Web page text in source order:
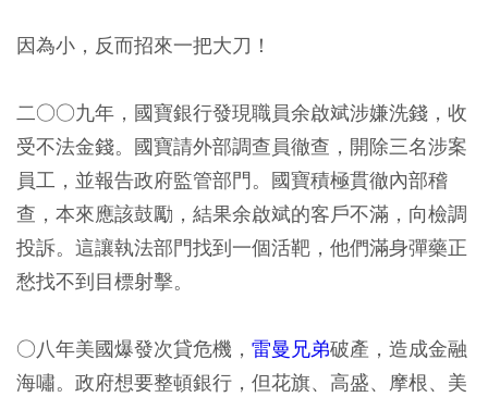
因為小，反而招來一把大刀！
二○○九年，國寶銀行發現職員余啟斌涉嫌洗錢，收
受不法金錢。國寶請外部調查員徹查，開除三名涉案
員工，並報告政府監管部門。國寶積極貫徹內部稽
查，本來應該鼓勵，結果余啟斌的客戶不滿，向檢調
投訴。這讓執法部門找到一個活靶，他們滿身彈藥正
愁找不到目標射擊。
○八年美國爆發次貸危機， 雷曼兄弟破產，造成金融
海嘯。政府想要整頓銀行，但花旗、高盛、摩根、美